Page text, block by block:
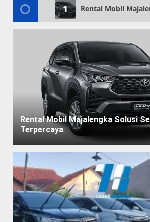
1 Rental Mobil
Rental Mobil Majalengka Solusi
Terpercaya